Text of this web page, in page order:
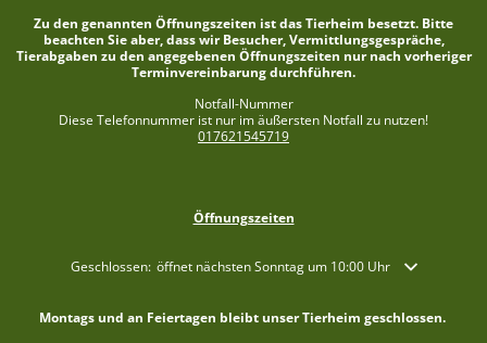
Zu den genannten Öffnungszeiten ist das Tierheim besetzt. Bitte
beachten Sie aber, dass wir Besucher, Vermittlungsgespräche,
Tierabgaben zu den angegebenen Öffnungszeiten nur nach vorheriger
Terminvereinbarung durchführen.
Notfall-Nummer
Diese Telefonnummer ist nur im äußersten Notfall zu nutzen!
017621545719
Öffnungszeiten
Klicken, um weitere Öffnungs- oder Schließzeiten auszublenden
Geschlossen: öffnet nächsten Sonntag um 10:00 Uhr
Montags und an Feiertagen bleibt unser Tierheim geschlossen.